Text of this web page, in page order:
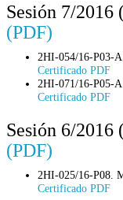
Sesión 7/2016
(PDF)
2HI-
Certificado PDF
2HI-071/
Certificado PDF
Sesión 6/2016
(PDF)
2HI-
Certificado PDF